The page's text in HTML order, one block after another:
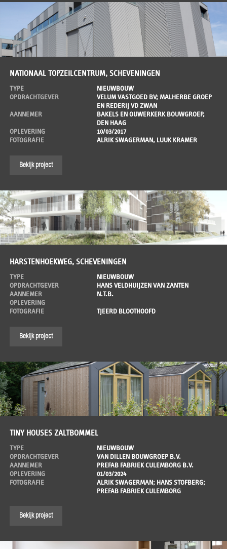
NATIONAAL TOPZEILCENTRUM, SCHEVENINGEN
TYPE
NIEUWBOUW
OPDRACHTGEVER
VELUM VASTGOED BV; MALHERBE GROEP
EN REDERIJ VD ZWAN
AANNEMER
BAKELS EN OUWERKERK BOUWGROEP,
DEN HAAG
OPLEVERING
10/03/2017
FOTOGRAFIE
ALRIK SWAGERMAN, LUUK KRAMER
Bekijk project
HARSTENHOEKWEG, SCHEVENINGEN
TYPE
NIEUWBOUW
OPDRACHTGEVER
HANS VELDHUIJZEN VAN ZANTEN
AANNEMER
N.T.B.
OPLEVERING
FOTOGRAFIE
TJEERD BLOOTHOOFD
Bekijk project
TINY HOUSES ZALTBOMMEL
TYPE
NIEUWBOUW
OPDRACHTGEVER
VAN DILLEN BOUWGROEP B.V.
AANNEMER
PREFAB FABRIEK CULEMBORG B.V.
OPLEVERING
01/03/2024
FOTOGRAFIE
ALRIK SWAGERMAN; HANS STOFBERG;
PREFAB FABRIEK CULEMBORG
Bekijk project